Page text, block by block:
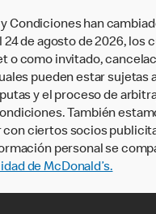
Condiciones han
de agosto de 2026,
o como invitado,
pueden estar
y el proceso de
También
ciertos socios
personal se
de McDonald’s.